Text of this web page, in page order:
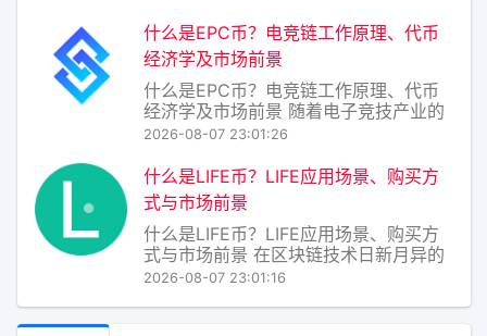
一个较为小众但定位明确的项目，正逐
渐引起加密爱好者与数字艺术圈的关
注。要理解AZART，不能只看其价格
什么是EPC币？电竞链工作原理、代币
经济学及市场前景
什么是EPC币？电竞链工作原理、代币
经济学及市场前景 随着电子竞技产业的
爆发式增长，传统金融与游戏世界的边
Chain）的区块链项目打破，其原生代币
EPC币也随之进入大众视野。EPC币是
电竞链生态中的核心价值载体，旨
2026-08-07 23:01:26
什么是LIFE币？LIFE应用场景、购买方
式与市场前景
什么是LIFE币？LIFE应用场景、购买方
式与市场前景 在区块链技术日新月异的
今天，各类加密资产层出不穷。LIFE币
2026-08-07 23:01:16